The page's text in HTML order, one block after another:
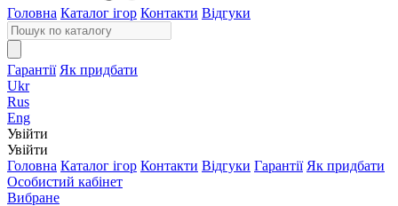
Головна Каталог ігор Контакти Відгуки
Гарантії Як придбати
Ukr
Rus
Eng
Увійти
Увійти
Головна Каталог ігор Контакти Відгуки Гарантії Як придбати
Особистий кабінет
Вибране